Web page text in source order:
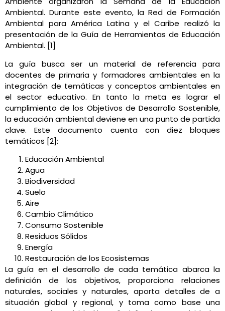
Ambiental. Durante este evento, la Red de Formación
Ambiental para América Latina y el Caribe realizó la
presentación de la Guía de Herramientas de Educación
Ambiental. [1]
La guía busca ser un material de referencia para
docentes de primaria y formadores ambientales en la
integración de temáticas y conceptos ambientales en
el sector educativo. En tanto la meta es lograr el
cumplimiento de los Objetivos de Desarrollo Sostenible,
la educación ambiental deviene en una punto de partida
clave. Este documento cuenta con diez bloques
temáticos [2]:
Educación Ambiental
Agua
Biodiversidad
Suelo
Aire
Cambio Climático
Consumo Sostenible
Residuos Sólidos
Energía
Restauración de los Ecosistemas
La guía en el desarrollo de cada temática abarca la
definición de los objetivos, proporciona relaciones
naturales, sociales y naturales, aporta detalles de a
situación global y regional, y toma como base una